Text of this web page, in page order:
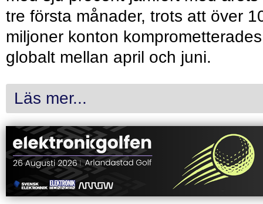
tre första månader, trots att över
miljoner konton komprometterades
globalt mellan april och juni.
Läs mer...